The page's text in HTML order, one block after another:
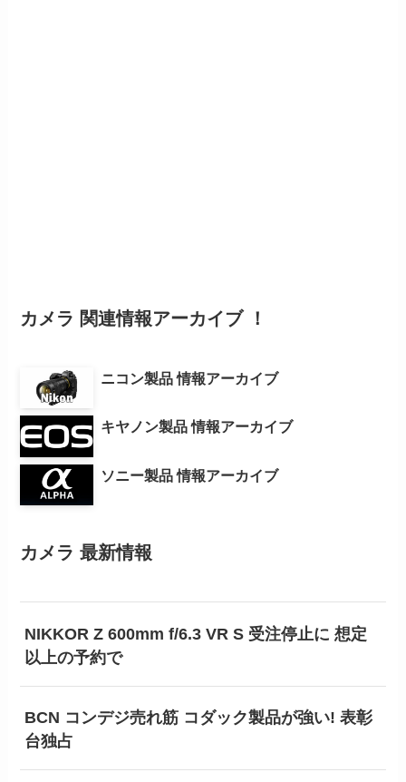
カメラ 関連情報アーカイブ ！
ニコン製品 情報アーカイブ
キヤノン製品 情報アーカイブ
ソニー製品 情報アーカイブ
カメラ 最新情報
NIKKOR Z 600mm f/6.3 VR S 受注停止に 想定
以上の予約で
BCN コンデジ売れ筋 コダック製品が強い! 表彰
台独占